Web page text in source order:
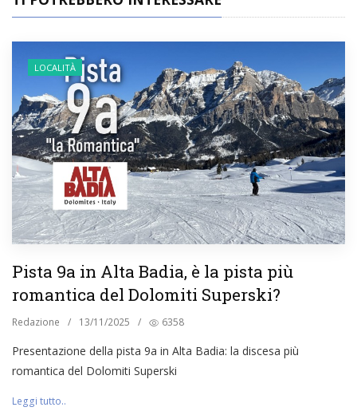
LOCALITÀ
Pista 9a in Alta Badia, è la pista più
romantica del Dolomiti Superski?
Redazione / 13/11/2025 / 6358
Presentazione della pista 9a in Alta Badia: la discesa più
romantica del Dolomiti Superski
Leggi tutto..